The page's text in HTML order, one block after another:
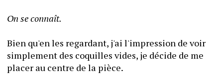
On se connaît.
Bien qu'en les regardant, j'ai l'impression de voir
simplement des coquilles vides, je décide de me
placer au centre de la pièce.